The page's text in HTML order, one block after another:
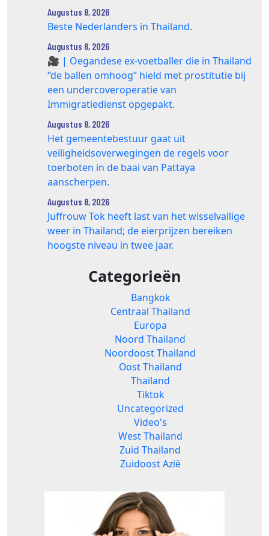
Augustus 8, 2026
Beste Nederlanders in Thailand.
Augustus 8, 2026
🎥 | Oegandese ex-voetballer die in Thailand
“de ballen omhoog” hield met prostitutie bij
een undercoveroperatie van
Immigratiedienst opgepakt.
Augustus 8, 2026
Het gemeentebestuur gaat uit
veiligheidsoverwegingen de regels voor
toerboten in de baai van Pattaya
aanscherpen.
Augustus 8, 2026
Juffrouw Tok heeft last van het wisselvallige
weer in Thailand; de eierprijzen bereiken
hoogste niveau in twee jaar.
Categorieën
Bangkok
Centraal Thailand
Europa
Noord Thailand
Noordoost Thailand
Oost Thailand
Thailand
Tiktok
Uncategorized
Video's
West Thailand
Zuid Thailand
Zuidoost Azië